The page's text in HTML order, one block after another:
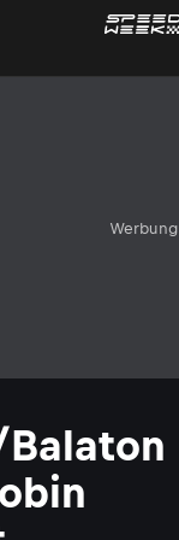
Werbung